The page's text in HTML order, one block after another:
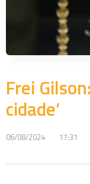
Frei
cidade’
06/08/2024 17:31